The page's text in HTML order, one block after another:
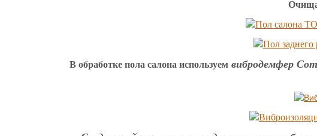
В обработке пола салона используем вибродемфер